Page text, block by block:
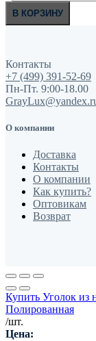
В КОРЗИНУ
Контакты
+7 (499) 391-52-69
Пн-Пт. 9:00-18.00
О компании
Доставка
Контакты
О компании
Как купить?
Оптовикам
Возврат
Купить Уголок из
Полированная
/шт.
Цена: